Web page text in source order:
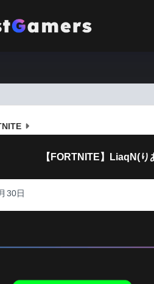
【FORTNITE】LiaqN(
30日